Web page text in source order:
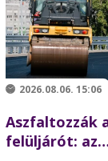
2026.08.06. 15:06
Aszfaltozzák
felüljárót: az